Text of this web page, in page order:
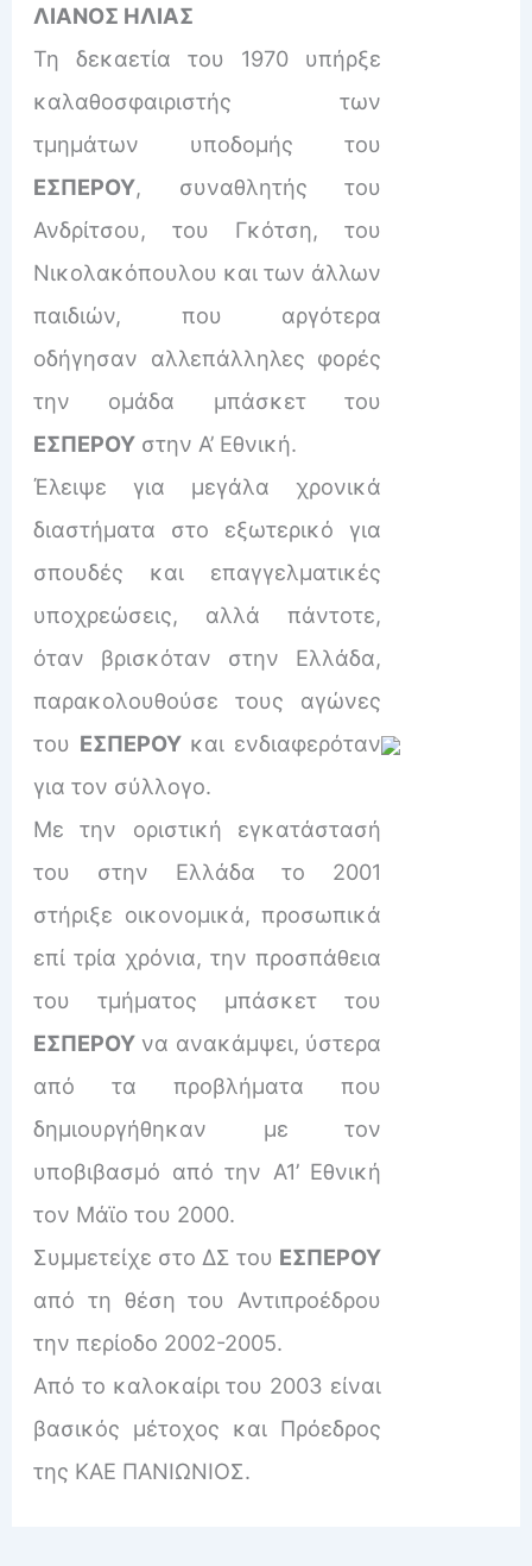
ΛΙΑΝΟΣ ΗΛΙΑΣ
Τη δεκαετία του 1970 υπήρξε
καλαθοσφαιριστής των
τμημάτων υποδομής του
ΕΣΠΕΡΟΥ, συναθλητής του
Ανδρίτσου, του Γκότση, του
Νικολακόπουλου και των άλλων
παιδιών, που αργότερα
οδήγησαν αλλεπάλληλες φορές
την ομάδα μπάσκετ του
ΕΣΠΕΡΟΥ στην Α’ Εθνική.
Έλειψε για μεγάλα χρονικά
διαστήματα στο εξωτερικό για
σπουδές και επαγγελματικές
υποχρεώσεις, αλλά πάντοτε,
όταν βρισκόταν στην Ελλάδα,
παρακολουθούσε τους αγώνες
του ΕΣΠΕΡΟΥκαι ενδιαφερόταν
για τον σύλλογο.
Με την οριστική εγκατάστασή
του στην Ελλάδα το 2001
στήριξε οικονομικά, προσωπικά
επί τρία χρόνια, την προσπάθεια
του τμήματος μπάσκετ του
ΕΣΠΕΡΟΥ να ανακάμψει, ύστερα
από τα προβλήματα που
δημιουργήθηκαν με τον
υποβιβασμό από την Α1’ Εθνική
τον Μάϊο του 2000.
Συμμετείχε στο ΔΣ του ΕΣΠΕΡΟΥ
από τη θέση του Αντιπροέδρου
την περίοδο 2002-2005.
Από το καλοκαίρι του 2003 είναι
βασικός μέτοχος και Πρόεδρος
της ΚΑΕ ΠΑΝΙΩΝΙΟΣ.